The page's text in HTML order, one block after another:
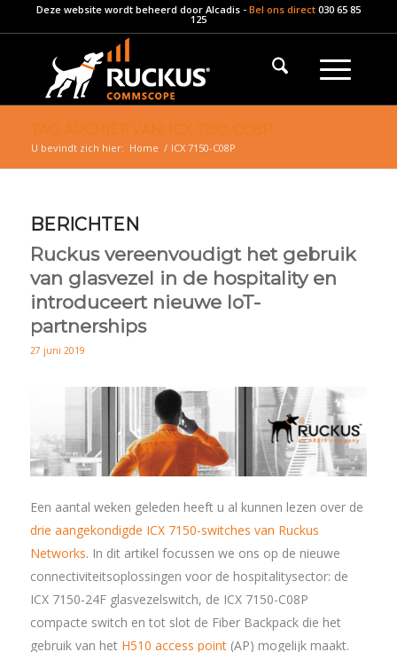
Deze website wordt beheerd door Alcadis- Bel ons direct 030 65 85
125
U bevindt zich hier: Home / ICX 7150-C08P
BERICHTEN
Ruckus vereenvoudigt het gebruik
van glasvezel in de hospitality en
introduceert nieuwe IoT-
partnerships
27 juni 2019
Een aantal weken geleden heeft u al kunnen lezen over de
drie aangekondigde ICX 7150-switches van Ruckus
Networks. In dit artikel focussen we ons op de nieuwe
connectiviteitsoplossingen voor de hospitalitysector: de
ICX 7150-24F glasvezelswitch, de ICX 7150-C08P
compacte switch en tot slot de Fiber Backpack die het
gebruik van het H510 access point(AP) mogelijk maakt.